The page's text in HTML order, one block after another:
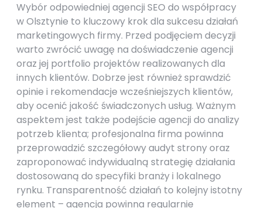
Wybór odpowiedniej agencji SEO do współpracy
w Olsztynie to kluczowy krok dla sukcesu działań
marketingowych firmy. Przed podjęciem decyzji
warto zwrócić uwagę na doświadczenie agencji
oraz jej portfolio projektów realizowanych dla
innych klientów. Dobrze jest również sprawdzić
opinie i rekomendacje wcześniejszych klientów,
aby ocenić jakość świadczonych usług. Ważnym
aspektem jest także podejście agencji do analizy
potrzeb klienta; profesjonalna firma powinna
przeprowadzić szczegółowy audyt strony oraz
zaproponować indywidualną strategię działania
dostosowaną do specyfiki branży i lokalnego
rynku. Transparentność działań to kolejny istotny
element – agencja powinna regularnie